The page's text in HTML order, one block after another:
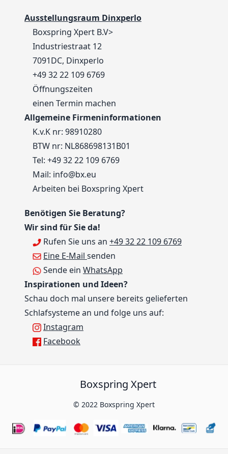
Ausstellungsraum Dinxperlo
Boxspring Xpert B.V>
Industriestraat 12
7091DC, Dinxperlo
+49 32 22 109 6769
Öffnungszeiten
einen Termin machen
Allgemeine Firmeninformationen
K.v.K nr: 98910280
BTW nr: NL868698131B01
Tel: +49 32 22 109 6769
Mail: info@bx.eu
Arbeiten bei Boxspring Xpert
Benötigen Sie Beratung?
Wir sind für Sie da!
Rufen Sie uns an +49 32 22 109 6769
Eine E-Mail senden
Sende ein WhatsApp
Inspirationen und Ideen?
Schau doch mal unsere bereits gelieferten
Schlafsysteme an und folge uns auf:
Instagram
Facebook
Boxspring Xpert
© 2022 Boxspring Xpert